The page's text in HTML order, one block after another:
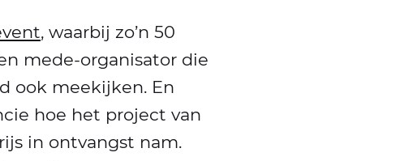
, waarbij zo’n 50
mede-organisator die
ook meekijken. En
hoe het project van
in ontvangst nam.